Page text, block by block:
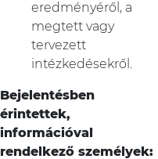
eredményéről, a
megtett vagy
tervezett
intézkedésekről.
Bejelentésben
érintettek,
információval
rendelkező személyek: